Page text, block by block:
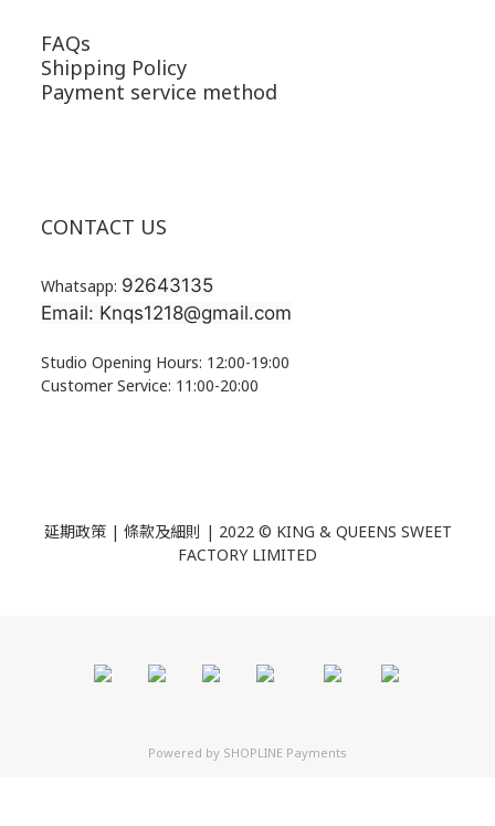
FAQs
Shipping Policy
Payment service method
CONTACT US
Whatsapp: 92643135
Email: Knqs1218@gmail.com
Studio Opening Hours: 12:00-19:00
Customer Service: 11:00-20:00
延期政策 | 條款及細則 | 2022 © KING & QUEENS SWEET
FACTORY LIMITED
Powered by SHOPLINE Payments